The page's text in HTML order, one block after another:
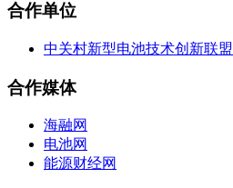
合作单位
中关村新型电池技术创新联盟
合作媒体
海融网
电池网
能源财经网